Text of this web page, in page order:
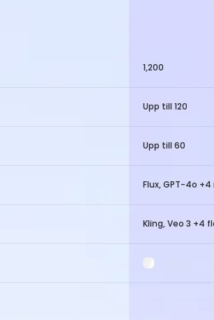
1,200
Upp till 120
Upp till 60
Flux, GPT-4o
Kling, Veo 3 +4